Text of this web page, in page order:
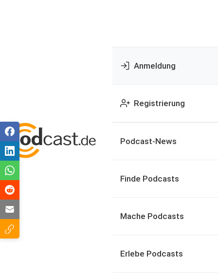
Anmeldung
Registrierung
Podcast-News
Finde Podcasts
Mache Podcasts
Erlebe Podcasts